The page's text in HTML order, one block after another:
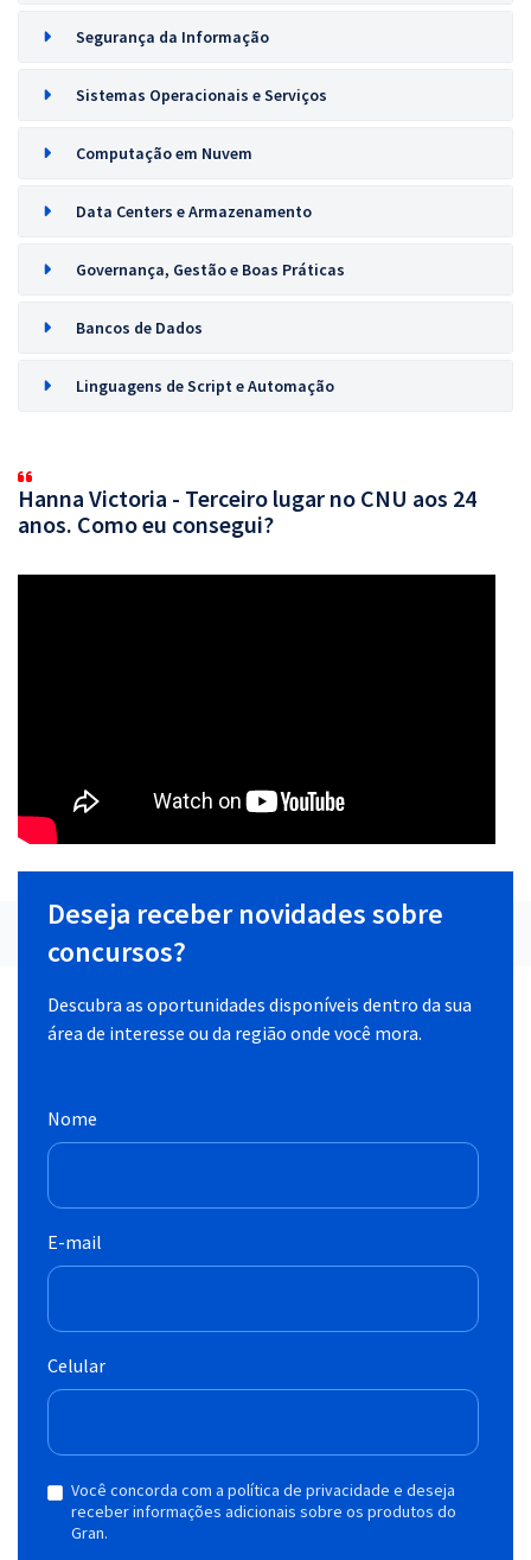
Segurança da Informação
Sistemas Operacionais e Serviços
Computação em Nuvem
Data Centers e Armazenamento
Governança, Gestão e Boas Práticas
Bancos de Dados
Linguagens de Script e Automação
Hanna Victoria - Terceiro lugar no CNU aos 24
anos. Como eu consegui?
Deseja receber novidades sobre
concursos?
Descubra as oportunidades disponíveis dentro da sua
área de interesse ou da região onde você mora.
Nome
E-mail
Celular
Você concorda com a política de privacidade e deseja
receber informações adicionais sobre os produtos do
Gran.